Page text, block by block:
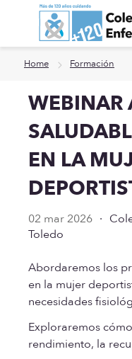
Ir a contenido
Home Formación
WEBINAR
EN LA
02 mar 2026 ·
Toledo
Abordaremos los
en la mujer
necesidades
Exploraremos
rendimiento, la